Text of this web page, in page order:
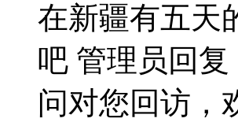
在新疆有五天
吧 管理员回
问对您回访，